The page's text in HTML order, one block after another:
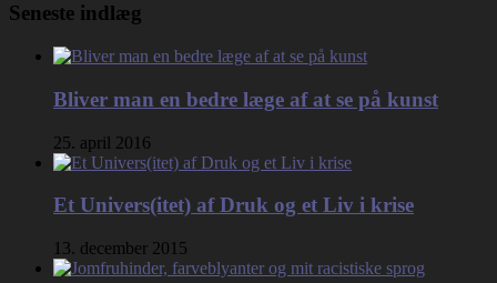
Seneste indlæg
Bliver man en bedre læge af at se på kunst
25. april 2016
Et Univers(itet) af Druk og et Liv i krise
13. december 2015